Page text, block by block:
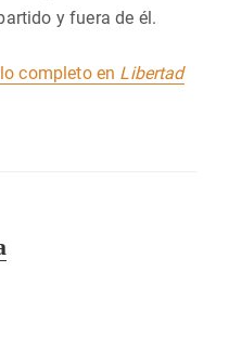
y fuera de él.
completo en Libertad